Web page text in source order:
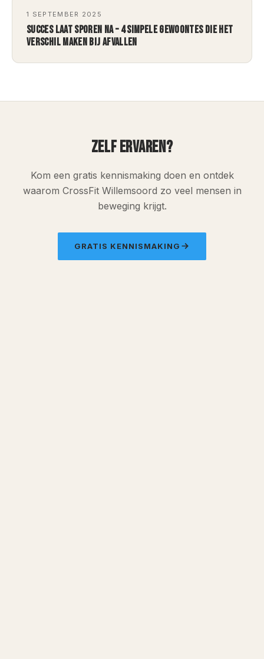
1 SEPTEMBER 2025
SUCCES LAAT SPOREN NA – 4 SIMPELE GEWOONTES DIE HET
VERSCHIL MAKEN BIJ AFVALLEN
ZELF ERVAREN?
Kom een gratis kennismaking doen en ontdek
waarom CrossFit Willemsoord zo veel mensen in
beweging krijgt.
GRATIS KENNISMAKING